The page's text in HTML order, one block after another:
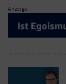
Anzeige